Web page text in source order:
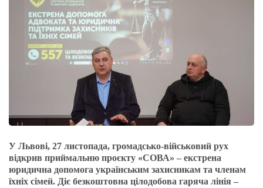
У Львові, 27 листопада, громадсько-військовий рух
відкрив приймальню проєкту «СОВА» – екстрена
юридична допомога українським захисникам та членам
їхніх сімей. Діє безкоштовна цілодобова гаряча лінія –